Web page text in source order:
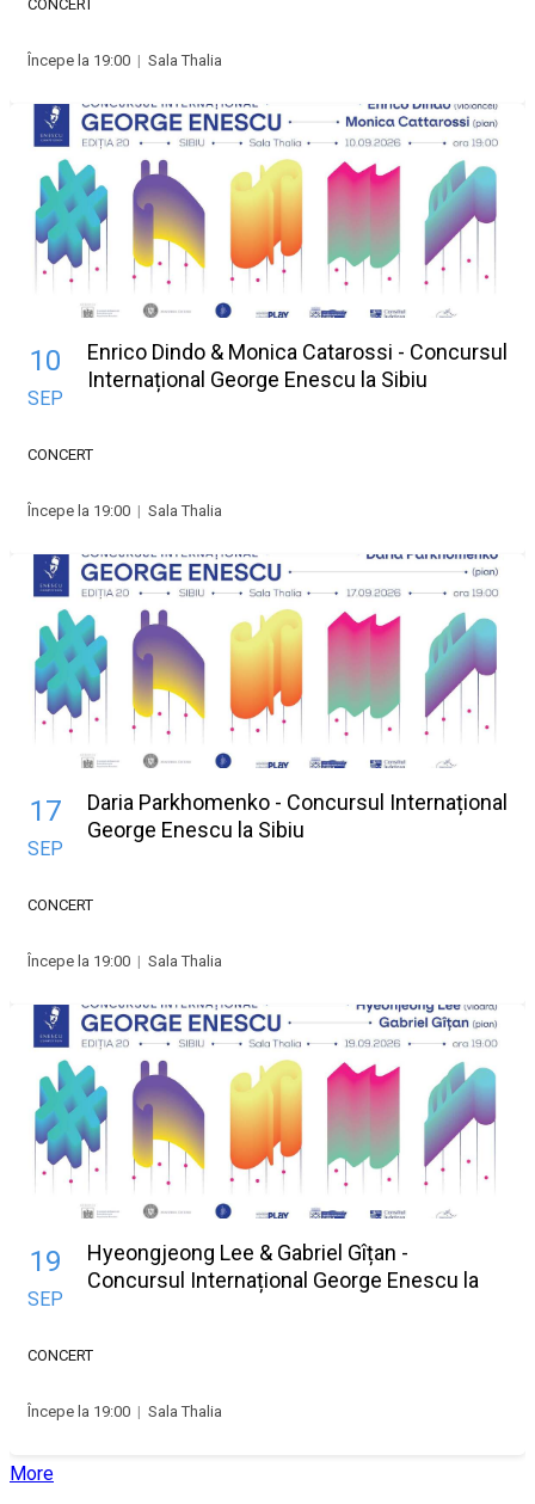
CONCERT
Începe la 19:00 | Sala Thalia
10
SEP
Enrico Dindo & Monica Catarossi - Concursul
Internațional George Enescu la Sibiu
CONCERT
Începe la 19:00 | Sala Thalia
17
SEP
Daria Parkhomenko - Concursul Internațional
George Enescu la Sibiu
CONCERT
Începe la 19:00 | Sala Thalia
19
SEP
Hyeongjeong Lee & Gabriel Gîțan -
Concursul Internațional George Enescu la
CONCERT
Începe la 19:00 | Sala Thalia
More